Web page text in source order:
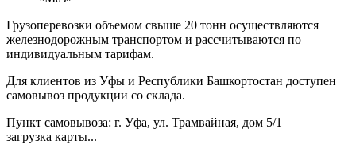
Грузоперевозки объемом свыше 20 тонн осуществляются
железнодорожным транспортом и рассчитываются по
индивидуальным тарифам.
Для клиентов из Уфы и Республики Башкортостан доступен
самовывоз продукции со склада.
Пункт самовывоза: г. Уфа, ул. Трамвайная, дом 5/1
загрузка карты...